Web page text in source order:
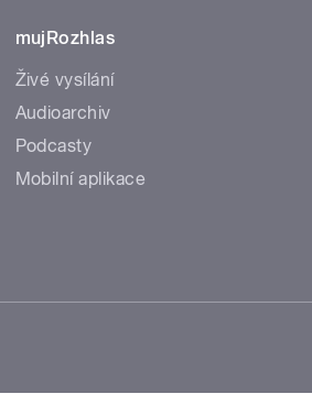
mujRozhlas
Živé vysílání
Audioarchiv
Podcasty
Mobilní aplikace